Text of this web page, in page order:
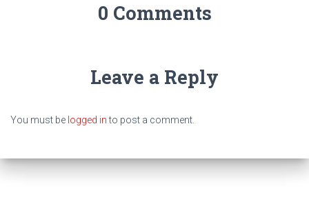
0 Comments
Leave a Reply
You must be logged into post a comment.